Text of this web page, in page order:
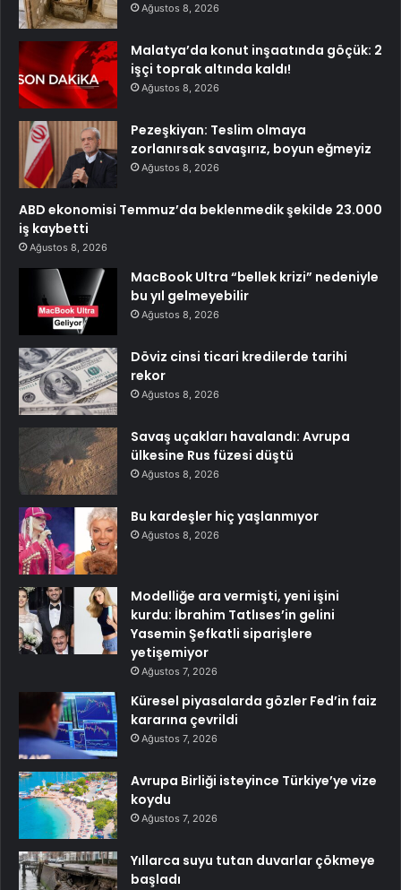
Ağustos 8, 2026
Malatya’da konut inşaatında göçük: 2
işçi toprak altında kaldı!
Ağustos 8, 2026
Pezeşkiyan: Teslim olmaya
zorlanırsak savaşırız, boyun eğmeyiz
Ağustos 8, 2026
ABD ekonomisi Temmuz’da beklenmedik şekilde 23.000
iş kaybetti
Ağustos 8, 2026
MacBook Ultra “bellek krizi” nedeniyle
bu yıl gelmeyebilir
Ağustos 8, 2026
Döviz cinsi ticari kredilerde tarihi
rekor
Ağustos 8, 2026
Savaş uçakları havalandı: Avrupa
ülkesine Rus füzesi düştü
Ağustos 8, 2026
Bu kardeşler hiç yaşlanmıyor
Ağustos 8, 2026
Modelliğe ara vermişti, yeni işini
kurdu: İbrahim Tatlıses’in gelini
Yasemin Şefkatli siparişlere
yetişemiyor
Ağustos 7, 2026
Küresel piyasalarda gözler Fed’in faiz
kararına çevrildi
Ağustos 7, 2026
Avrupa Birliği isteyince Türkiye’ye vize
koydu
Ağustos 7, 2026
Yıllarca suyu tutan duvarlar çökmeye
başladı